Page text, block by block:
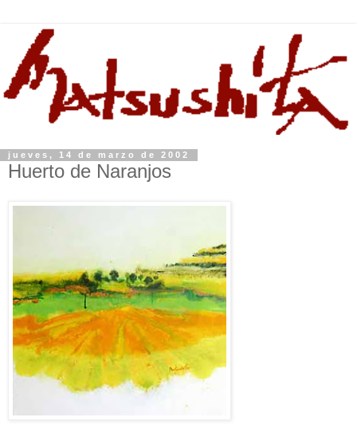
jueves, 14 de marzo de 2002
Huerto de Naranjos